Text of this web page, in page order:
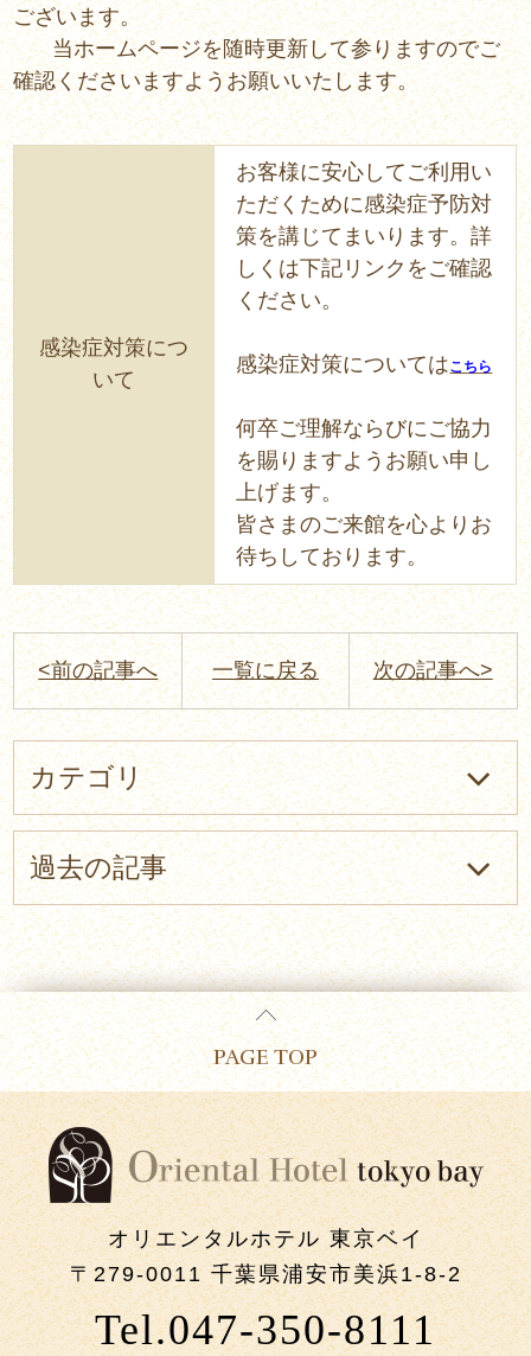
ございます。
当ホームページを随時更新して参りますのでご
確認くださいますようお願いいたします。
感染症対策につ
いて
お客様に安心してご利用い
ただくために感染症予防対
策を講じてまいります。詳
しくは下記リンクをご確認
ください。
感染症対策についてはこちら
何卒ご理解ならびにご協力
を賜りますようお願い申し
上げます。
皆さまのご来館を心よりお
待ちしております。
<前の記事へ 一覧に戻る 次の記事へ>
カテゴリ
過去の記事
PAGE TOP
オリエンタルホテル 東京ベイ
〒279-0011 千葉県浦安市美浜1-8-2
Tel.047-350-8111